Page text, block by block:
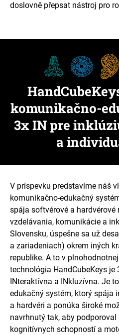
doslovně přepsat nástroj pro
komunikačno-
3x IN pre
a
V príspevku predstavíme náš
komunikačno-edukačný
spája softvérové a hardvérové
vzdelávania, komunikácie a
Slovensku, úspešne sa už
a zariadeniach) okrem iných
republike. A to v
technológia HandCubeKeys je
INteraktívna a INkluzívna. Je
edukačný systém, ktorý spája
a hardvéri a ponúka široké
navrhnutý tak, aby
kognitívnych schopností a